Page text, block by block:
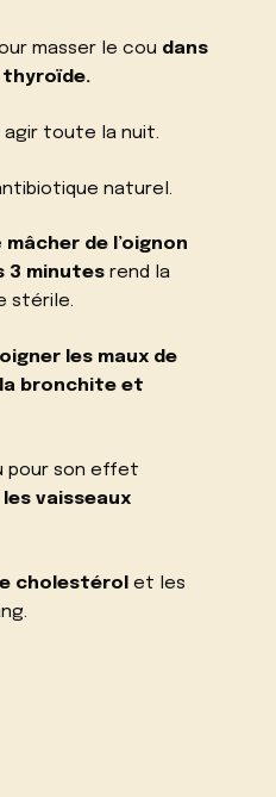
masser le cou dans
thyroïde.
agir toute la nuit.
naturel.
mâcher de l’oignon
3 minutes rend la
stérile.
les maux de
la bronchite et
pour son effet
vaisseaux
cholestérol et les